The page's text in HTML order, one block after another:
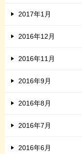
2017年1月
2016年12月
2016年11月
2016年9月
2016年8月
2016年7月
2016年6月